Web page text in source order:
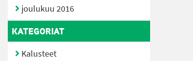
joulukuu 2016
KATEGORIAT
Kalusteet